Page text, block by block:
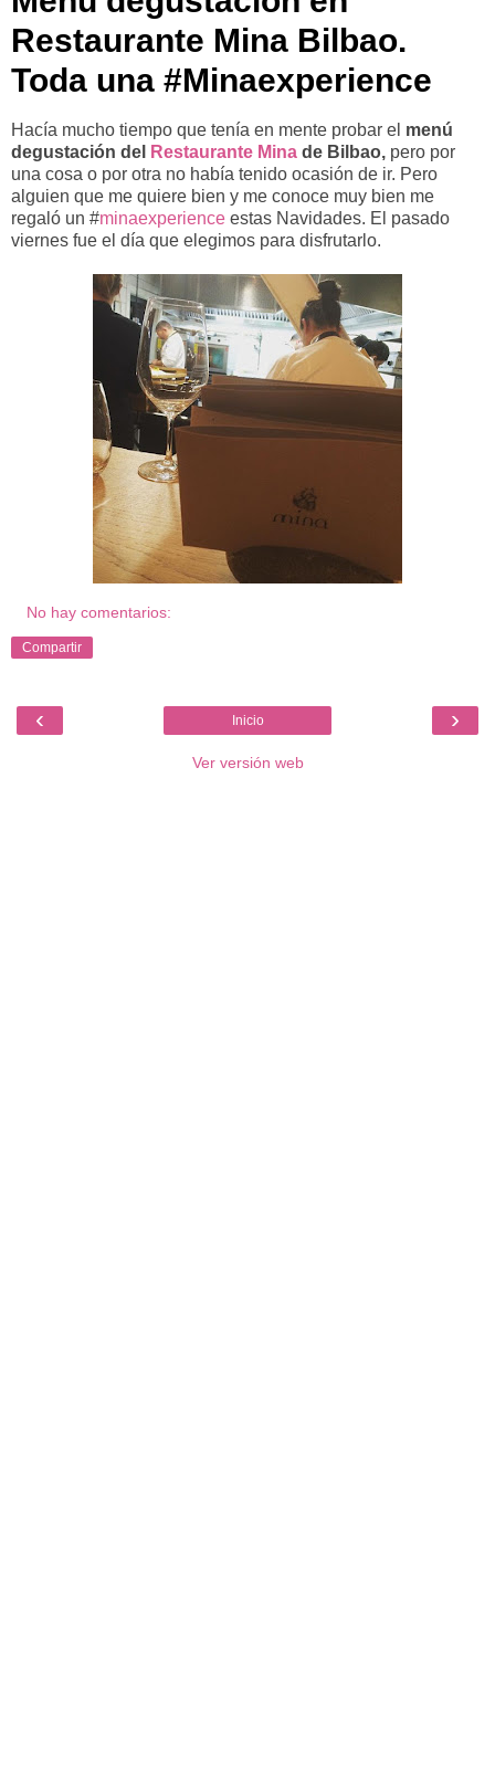
Restaurante Mina Bilbao.
Toda una #Minaexperience
Hacía mucho tiempo que tenía en mente probar el menú
degustación del
Restaurante Mina de Bilbao, pero por
una cosa o por otra no había tenido ocasión de ir. Pero
alguien que me quiere bien y me conoce muy bien me
regaló un #minaexperience estas Navidades. El pasado
viernes fue el día que elegimos para disfrutarlo.
No hay comentarios:
Compartir
‹ ›
Inicio
Ver versión web